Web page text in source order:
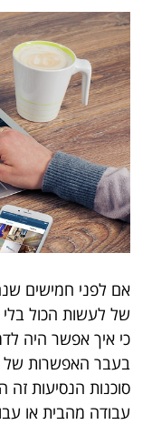
אם לפני חמישים
של לעשות הכול
כי איך אפשר היה
בעבר האפשרות של
סוכנות הנסיעות זה
עבודה מהבית או